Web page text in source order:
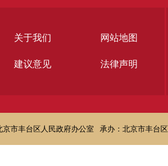
关于我们 网站地图
建议意见 法律声明
京市丰台区人民政府办公室 承办：北京市丰台